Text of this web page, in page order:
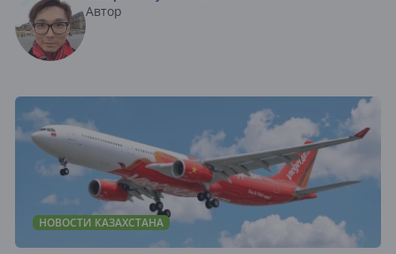
Автор
НОВОСТИ КАЗАХСТАНА